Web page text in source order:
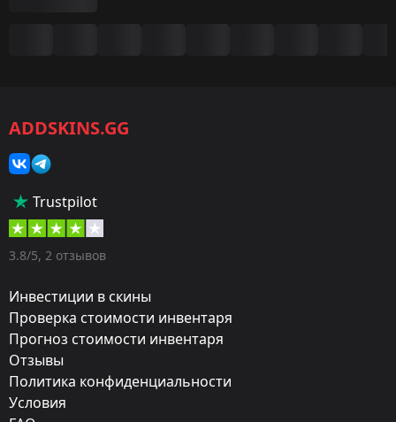
Категория:
Скины
Дробовики
Оружие:
Exterior:
Поношенное
Радиоактивная опасность
ADDSKINS.GG
Trustpilot
3.8/5, 2 отзывов
Инвестиции в скины
Проверка стоимости инвентаря
Прогноз стоимости инвентаря
Отзывы
Политика конфиденциальности
Условия